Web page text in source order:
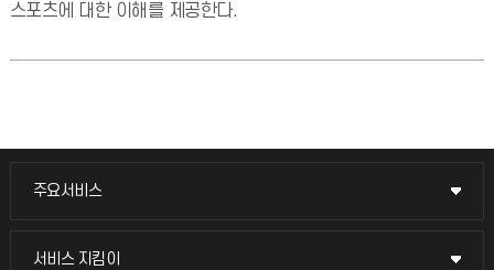
스포츠에 대한 이해를 제공한다.
주요서비스
주요서비스
교무회의방송
서비스 지킴이
서비스 지킴이